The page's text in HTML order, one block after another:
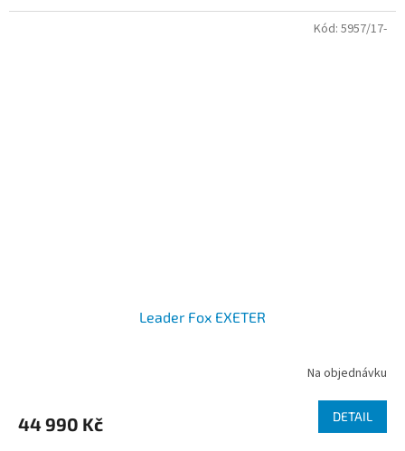
Leader Fox EXETER
Na objednávku
44 990 Kč DETAIL
Kód: 5957/17-